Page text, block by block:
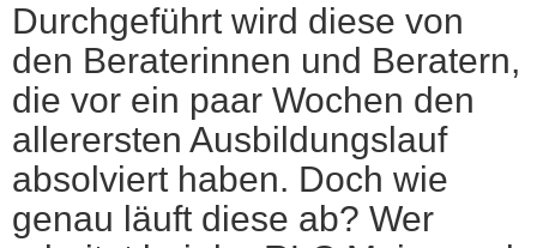
Durchgeführt wird diese von
den Beraterinnen und Beratern,
die vor ein paar Wochen den
allerersten Ausbildungslauf
absolviert haben. Doch wie
genau läuft diese ab? Wer